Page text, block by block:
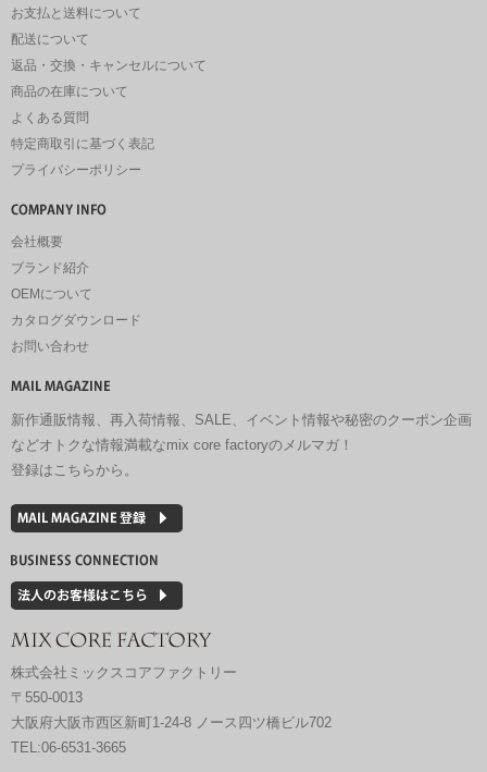
お支払と送料について
配送について
返品・交換・キャンセルについて
商品の在庫について
よくある質問
特定商取引に基づく表記
プライバシーポリシー
会社概要
ブランド紹介
OEMについて
カタログダウンロード
お問い合わせ
新作通販情報、再入荷情報、SALE、イベント情報や秘密のクーポン企画
などオトクな情報満載なmix core factoryのメルマガ！
登録はこちらから。
株式会社ミックスコアファクトリー
〒550-0013
大阪府大阪市西区新町1-24-8 ノース四ツ橋ビル702
TEL:06-6531-3665